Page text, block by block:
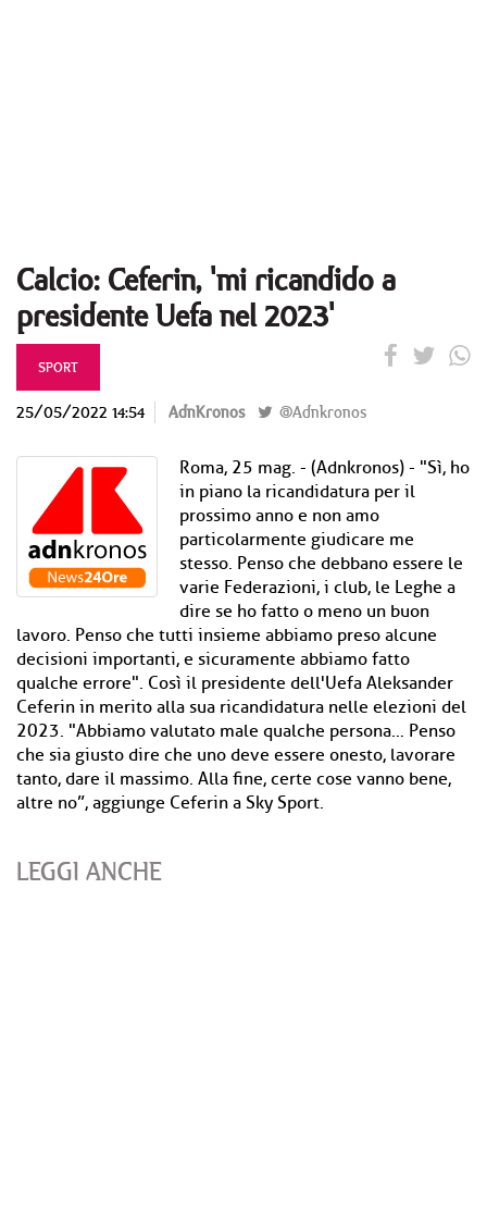
Calcio: Ceferin, 'mi ricandido a
presidente Uefa nel 2023'
SPORT
25/05/2022 14:54 AdnKronos @Adnkronos
Roma, 25 mag. - (Adnkronos) - "Sì, ho
in piano la ricandidatura per il
prossimo anno e non amo
particolarmente giudicare me
stesso. Penso che debbano essere le
varie Federazioni, i club, le Leghe a
dire se ho fatto o meno un buon
lavoro. Penso che tutti insieme abbiamo preso alcune
decisioni importanti, e sicuramente abbiamo fatto
qualche errore". Così il presidente dell'Uefa Aleksander
Ceferin in merito alla sua ricandidatura nelle elezioni del
2023. "Abbiamo valutato male qualche persona… Penso
che sia giusto dire che uno deve essere onesto, lavorare
tanto, dare il massimo. Alla fine, certe cose vanno bene,
altre no”, aggiunge Ceferin a Sky Sport.
LEGGI ANCHE